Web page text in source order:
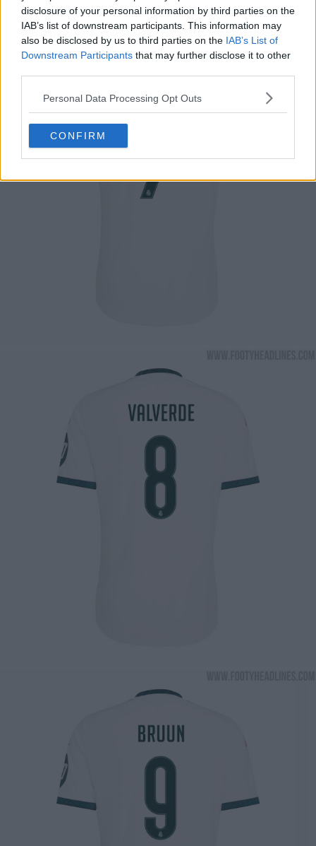
disclosure of your personal information by third parties on the
IAB’s list of downstream participants. This information may
also be disclosed by us to third parties on the IAB’s List of
Downstream Participants that may further disclose it to other
Personal Data Processing Opt Outs
CONFIRM